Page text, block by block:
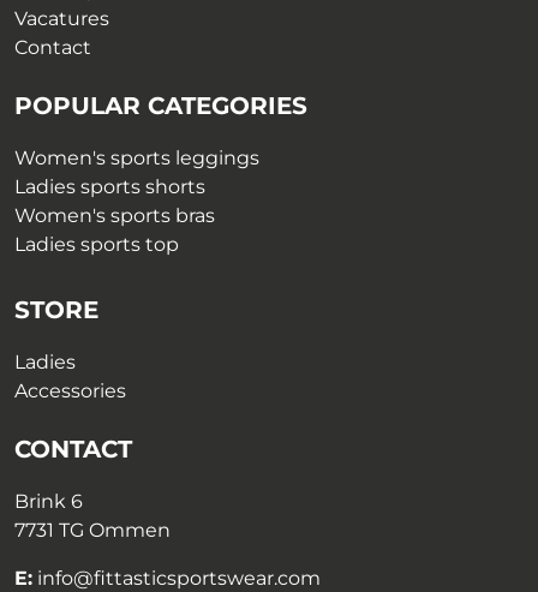
Vacatures
Contact
POPULAR CATEGORIES
Women's sports leggings
Ladies sports shorts
Women's sports bras
Ladies sports top
STORE
Ladies
Accessories
CONTACT
Brink 6
7731 TG Ommen
E: info@fittasticsportswear.com